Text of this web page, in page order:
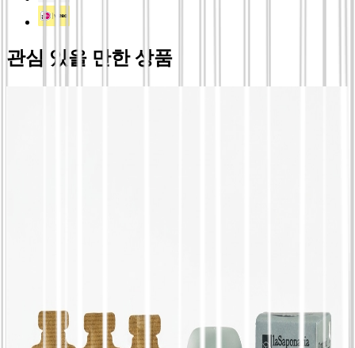
관심 있을 만한 상품
란트 | 2가지 향기 - La Saponaria, 어플리케이
터 + 리필 또는 리필 어플리케이터 + 리필, 향수